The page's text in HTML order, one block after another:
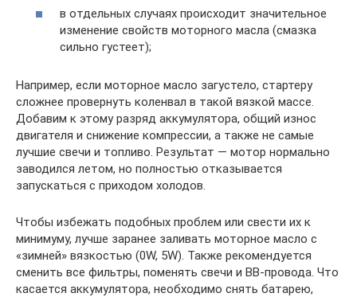
в отдельных случаях происходит значительное
изменение свойств моторного масла (смазка
сильно густеет);
Например, если моторное масло загустело, стартеру
сложнее провернуть коленвал в такой вязкой массе.
Добавим к этому разряд аккумулятора, общий износ
двигателя и снижение компрессии, а также не самые
лучшие свечи и топливо. Результат — мотор нормально
заводился летом, но полностью отказывается
запускаться с приходом холодов.
Чтобы избежать подобных проблем или свести их к
минимуму, лучше заранее заливать моторное масло с
«зимней» вязкостью (0W, 5W). Также рекомендуется
сменить все фильтры, поменять свечи и ВВ-провода. Что
касается аккумулятора, необходимо снять батарею,